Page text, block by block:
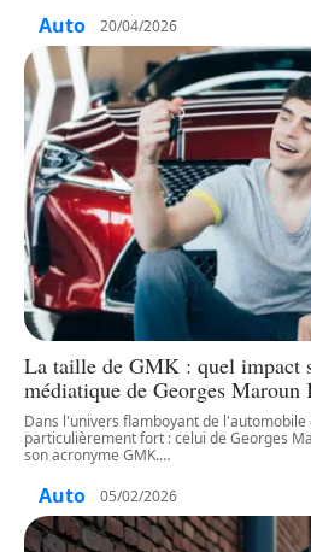
Auto 20/04/2026
La taille de GMK : quel impact
médiatique de Georges Maroun
Dans l'univers flamboyant de l'automobile
particulièrement fort : celui de Georges
son acronyme GMK.…
Auto 05/02/2026